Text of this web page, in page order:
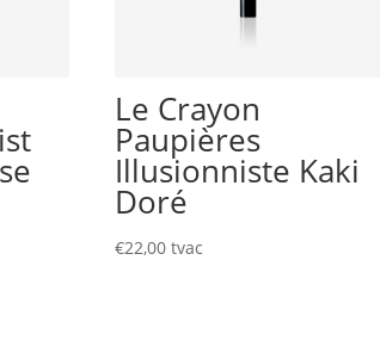
Le Crayon
Paupières
Illusionniste Kaki
Doré
€22,00 tvac